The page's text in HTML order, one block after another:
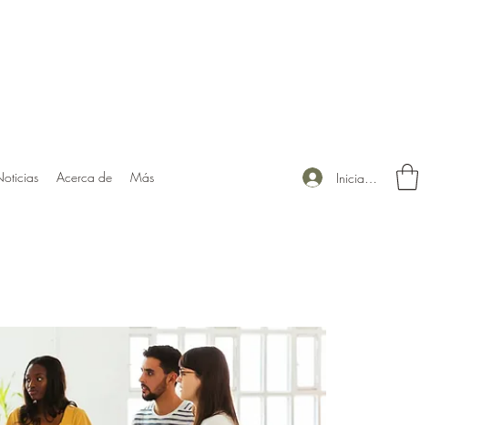
Acerca de Más Iniciar sesión